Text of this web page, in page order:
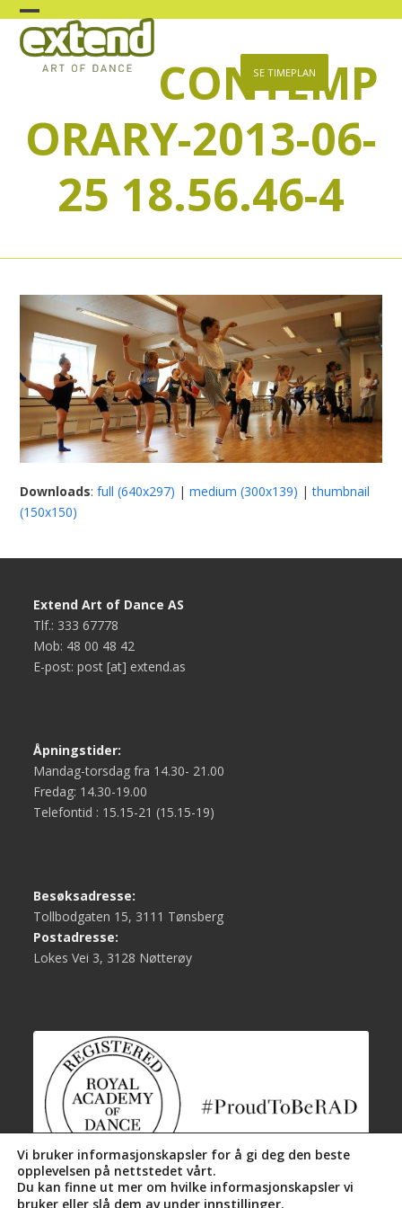
Skip
content
Open
mobile
Close
mobile
SE TIMEPLAN
CONTEMP
ORARY-2013-06-
25 18.56.46-4
Downloads:full (640x297) |medium (300x139) |thumbnail
(150x150)
Extend Art of Dance AS
Tlf.: 333 67778
Mob: 48 00 48 42
E-post: post [at] extend.as
Åpningstider:
Mandag-torsdag fra 14.30- 21.00
Fredag: 14.30-19.00
Telefontid : 15.15-21 (15.15-19)
Besøksadresse:
Tollbodgaten 15, 3111 Tønsberg
Postadresse:
Lokes Vei 3, 3128 Nøtterøy
Vi bruker informasjonskapsler for å gi deg den beste
opplevelsen på nettstedet vårt.
Du kan finne ut mer om hvilke informasjonskapsler vi
bruker eller slå dem av under innstillinger.